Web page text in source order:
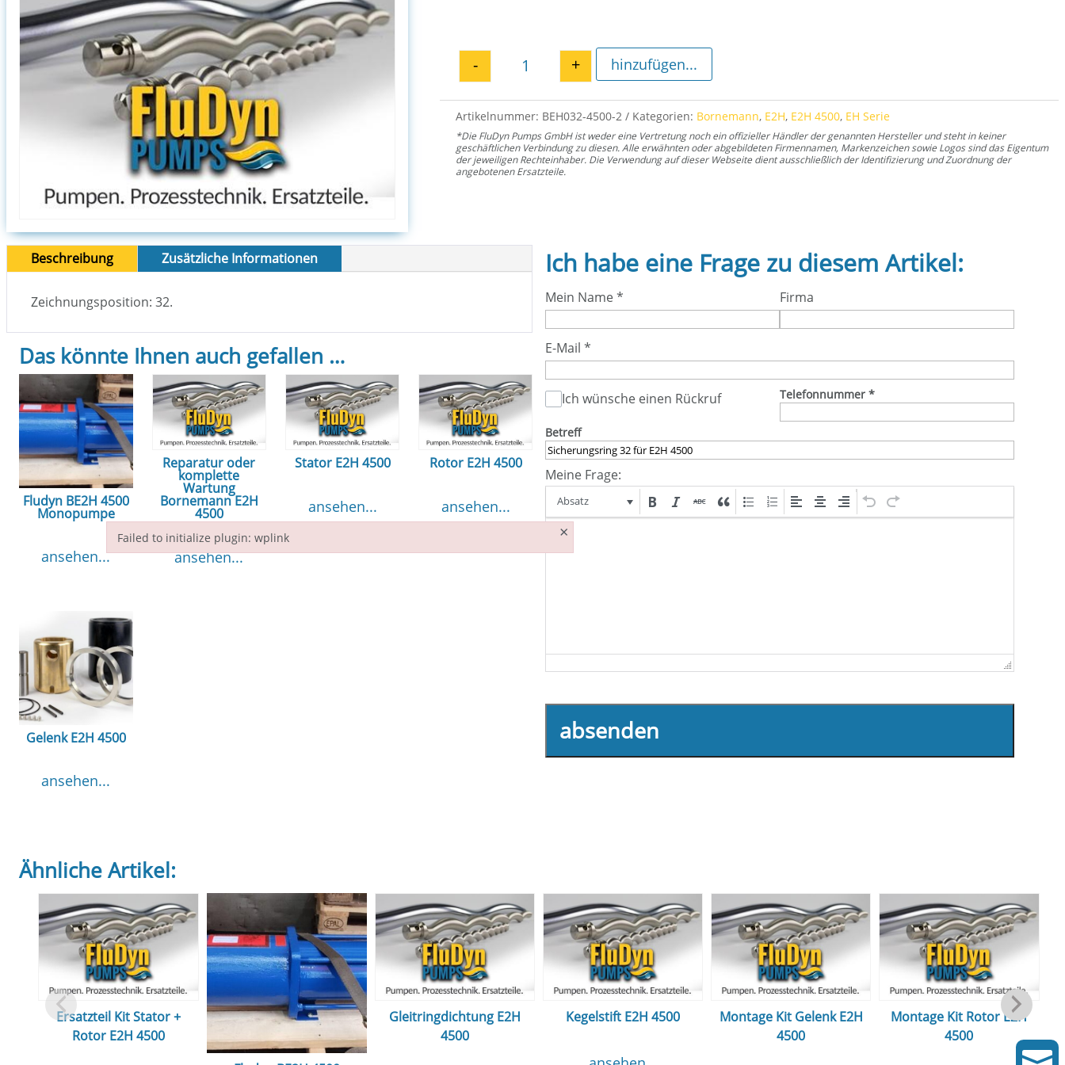
Sicherungsring 32 für E2H 4500 Menge
- + hinzufügen...
Artikelnummer: BEH032-4500-2 Kategorien: Bornemann, E2H, E2H 4500, EH Serie
*Die FluDyn Pumps GmbH ist weder eine Vertretung noch ein offizieller Händler der genannten Hersteller und steht in keiner
geschäftlichen Verbindung zu diesen. Alle erwähnten oder abgebildeten Firmennamen, Markenzeichen sowie Logos sind das Eigentum
der jeweiligen Rechteinhaber. Die Verwendung auf dieser Webseite dient ausschließlich der Identifizierung und Zuordnung der
angebotenen Ersatzteile.
Beschreibung Zusätzliche Informationen
Zeichnungsposition: 32.
Das könnte Ihnen auch gefallen …
Fludyn BE2H 4500
Monopumpe
ansehen...
Reparatur oder
komplette
Wartung
Bornemann E2H
4500
ansehen...
Stator E2H 4500
ansehen...
Rotor E2H 4500
ansehen...
Gelenk E2H 4500
ansehen...
Ich habe eine Frage zu diesem Artikel:
Mein Name* Firma
E-Mail *
Ich wünsche einen Rückruf Telefonnummer *
Betreff
Meine Frage:
Absatz
absenden
Ähnliche Artikel:
Ersatzteil Kit Stator +
Rotor E2H 4500
Gleitringdichtung E2H
4500
Kegelstift E2H 4500
Montage Kit Gelenk E2H
4500
Montage Kit Rotor E2H
4500
Failed to initialize plugin: wplink ×
Failed to initialize plugin: wplink